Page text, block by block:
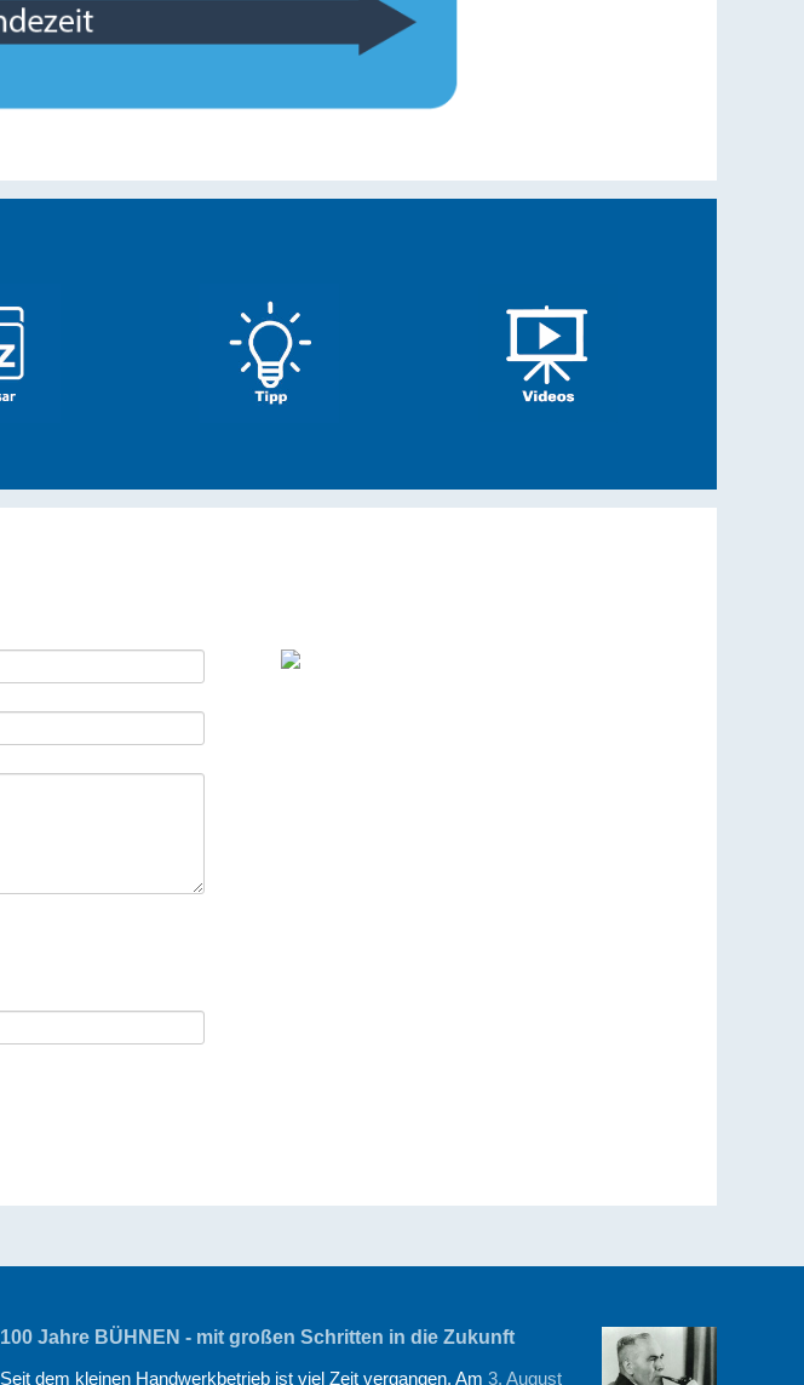
100 Jahre BÜHNEN - mit großen Schritten in die Zukunft
Seit dem kleinen Handwerkbetrieb ist viel Zeit vergangen. Am 3. August